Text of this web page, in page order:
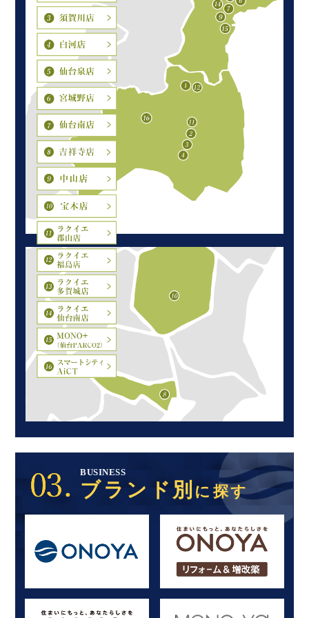
ブランド別 に探す
BUSINESS